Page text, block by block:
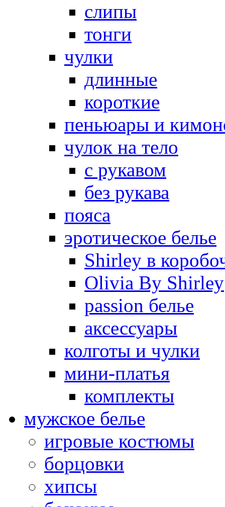
слипы
тонги
чулки
длинные
короткие
пеньюары и
чулок на тело
с рукавом
без рукава
пояса
эротическое белье
Shirley в
Olivia By Shirley
passion белье
аксессуары
колготы и чулки
мини-платья
комплекты
мужское белье
игровые костюмы
борцовки
хипсы